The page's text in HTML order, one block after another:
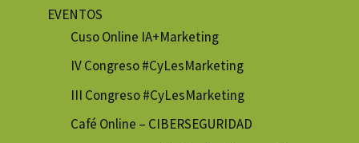
EVENTOS
Cuso Online IA+Marketing
IV Congreso #CyLesMarketing
III Congreso #CyLesMarketing
Café Online – CIBERSEGURIDAD